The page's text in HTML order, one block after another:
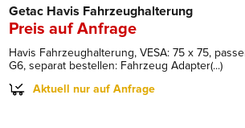
Getac Havis Fahrzeughalterung
Preis auf Anfrage
Havis Fahrzeughalterung, VESA: 75 x 75,
G6, separat bestellen: Fahrzeug Adapter(...)
Aktuell nur auf Anfrage